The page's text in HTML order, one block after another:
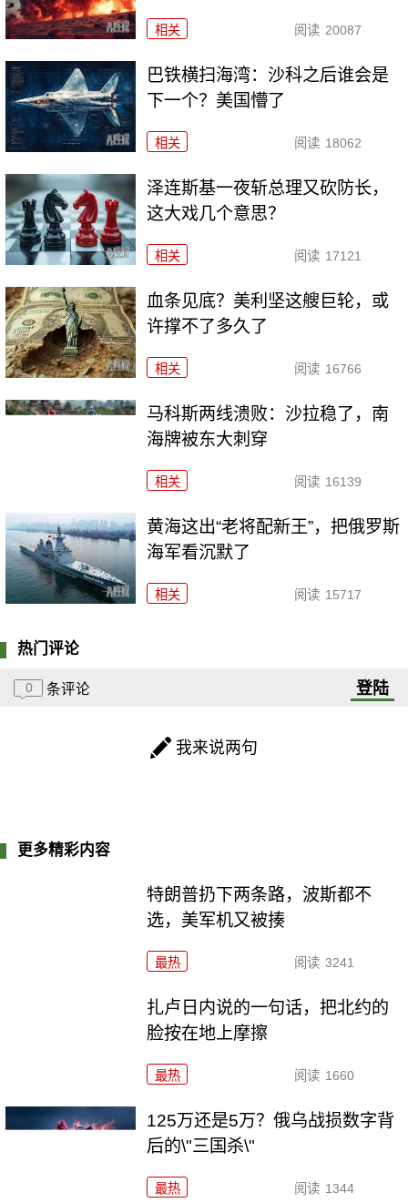
相关 阅读 20087
巴铁横扫海湾：沙科之后谁会是
下一个？美国懵了
相关 阅读 18062
泽连斯基一夜斩总理又砍防长，
这大戏几个意思？
相关 阅读 17121
血条见底？美利坚这艘巨轮，或
许撑不了多久了
相关 阅读 16766
马科斯两线溃败：沙拉稳了，南
海牌被东大刺穿
相关 阅读 16139
黄海这出“老将配新王”，把俄罗斯
海军看沉默了
相关 阅读 15717
热门评论
0 条评论 登陆
我来说两句
更多精彩内容
特朗普扔下两条路，波斯都不
选，美军机又被揍
最热 阅读 3241
扎卢日内说的一句话，把北约的
脸按在地上摩擦
最热 阅读 1660
125万还是5万？俄乌战损数字背
后的\"三国杀\"
最热 阅读 1344